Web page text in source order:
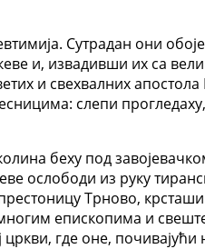
Сутрадан они
и, извадивши их са
и свехвалних
слепи
беху под
ослободи из руку
Трново,
епископима и
где оне,